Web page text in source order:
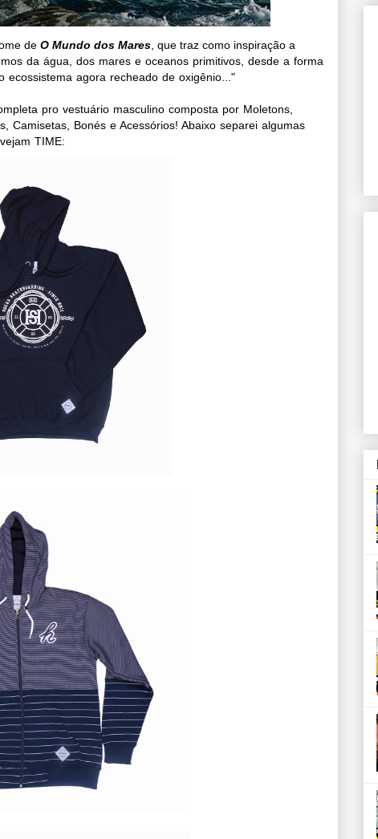
de O Mundo dos Mares , que traz como inspiração a
da água, dos mares e oceanos primitivos, desde a forma
agora recheado de oxigênio..."
pro vestuário masculino composta por Moletons,
Camisetas, Bonés e Acessórios! Abaixo separei algumas
TIME: